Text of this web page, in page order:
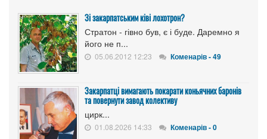
Зі закарпатським ківі лохотрон?
Стратон - гівно був, є і буде. Даремно я
його не п...
05.06.2012 12:23 Коменарів - 49
Закарпатці вимагають покарати коньячних баронів
та повернути завод колективу
цирк...
01.08.2026 14:33 Коменарів - 0